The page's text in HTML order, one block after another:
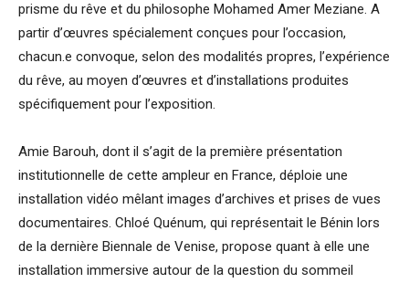
prisme du rêve et du philosophe Mohamed Amer Meziane. A
partir d’œuvres spécialement conçues pour l’occasion,
chacun.e convoque, selon des modalités propres, l’expérience
du rêve, au moyen d’œuvres et d’installations produites
spécifiquement pour l’exposition.
Amie Barouh, dont il s’agit de la première présentation
institutionnelle de cette ampleur en France, déploie une
installation vidéo mêlant images d’archives et prises de vues
documentaires. Chloé Quénum, qui représentait le Bénin lors
de la dernière Biennale de Venise, propose quant à elle une
installation immersive autour de la question du sommeil